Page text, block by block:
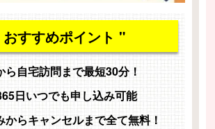
すすめポイント "
ら自宅訪問まで最短30分！
日いつでも申し込み可能
からキャンセルまで全て無料！